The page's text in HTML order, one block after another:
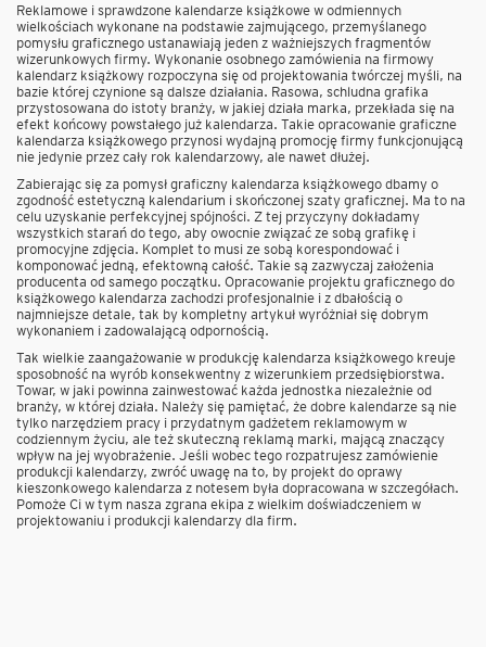
Reklamowe i sprawdzone kalendarze książkowe w odmiennych
wielkościach wykonane na podstawie zajmującego, przemyślanego
pomysłu graficznego ustanawiają jeden z ważniejszych fragmentów
wizerunkowych firmy. Wykonanie osobnego zamówienia na firmowy
kalendarz książkowy rozpoczyna się od projektowania twórczej myśli, na
bazie której czynione są dalsze działania. Rasowa, schludna grafika
przystosowana do istoty branży, w jakiej działa marka, przekłada się na
efekt końcowy powstałego już kalendarza. Takie opracowanie graficzne
kalendarza książkowego przynosi wydajną promocję firmy funkcjonującą
nie jedynie przez cały rok kalendarzowy, ale nawet dłużej.
Zabierając się za pomysł graficzny kalendarza książkowego dbamy o
zgodność estetyczną kalendarium i skończonej szaty graficznej. Ma to na
celu uzyskanie perfekcyjnej spójności. Z tej przyczyny dokładamy
wszystkich starań do tego, aby owocnie związać ze sobą grafikę i
promocyjne zdjęcia. Komplet to musi ze sobą korespondować i
komponować jedną, efektowną całość. Takie są zazwyczaj założenia
producenta od samego początku. Opracowanie projektu graficznego do
książkowego kalendarza zachodzi profesjonalnie i z dbałością o
najmniejsze detale, tak by kompletny artykuł wyróżniał się dobrym
wykonaniem i zadowalającą odpornością.
Tak wielkie zaangażowanie w produkcję kalendarza książkowego kreuje
sposobność na wyrób konsekwentny z wizerunkiem przedsiębiorstwa.
Towar, w jaki powinna zainwestować każda jednostka niezależnie od
branży, w której działa. Należy się pamiętać, że dobre kalendarze są nie
tylko narzędziem pracy i przydatnym gadżetem reklamowym w
codziennym życiu, ale też skuteczną reklamą marki, mającą znaczący
wpływ na jej wyobrażenie. Jeśli wobec tego rozpatrujesz zamówienie
produkcji kalendarzy, zwróć uwagę na to, by projekt do oprawy
kieszonkowego kalendarza z notesem była dopracowana w szczegółach.
Pomoże Ci w tym nasza zgrana ekipa z wielkim doświadczeniem w
projektowaniu i produkcji kalendarzy dla firm.